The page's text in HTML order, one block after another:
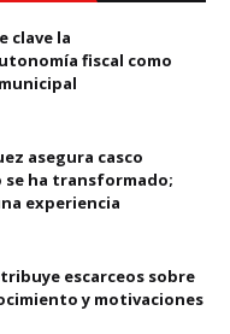
clave la
fiscal como
asegura casco
ha transformado;
experiencia
escarceos sobre
y motivaciones